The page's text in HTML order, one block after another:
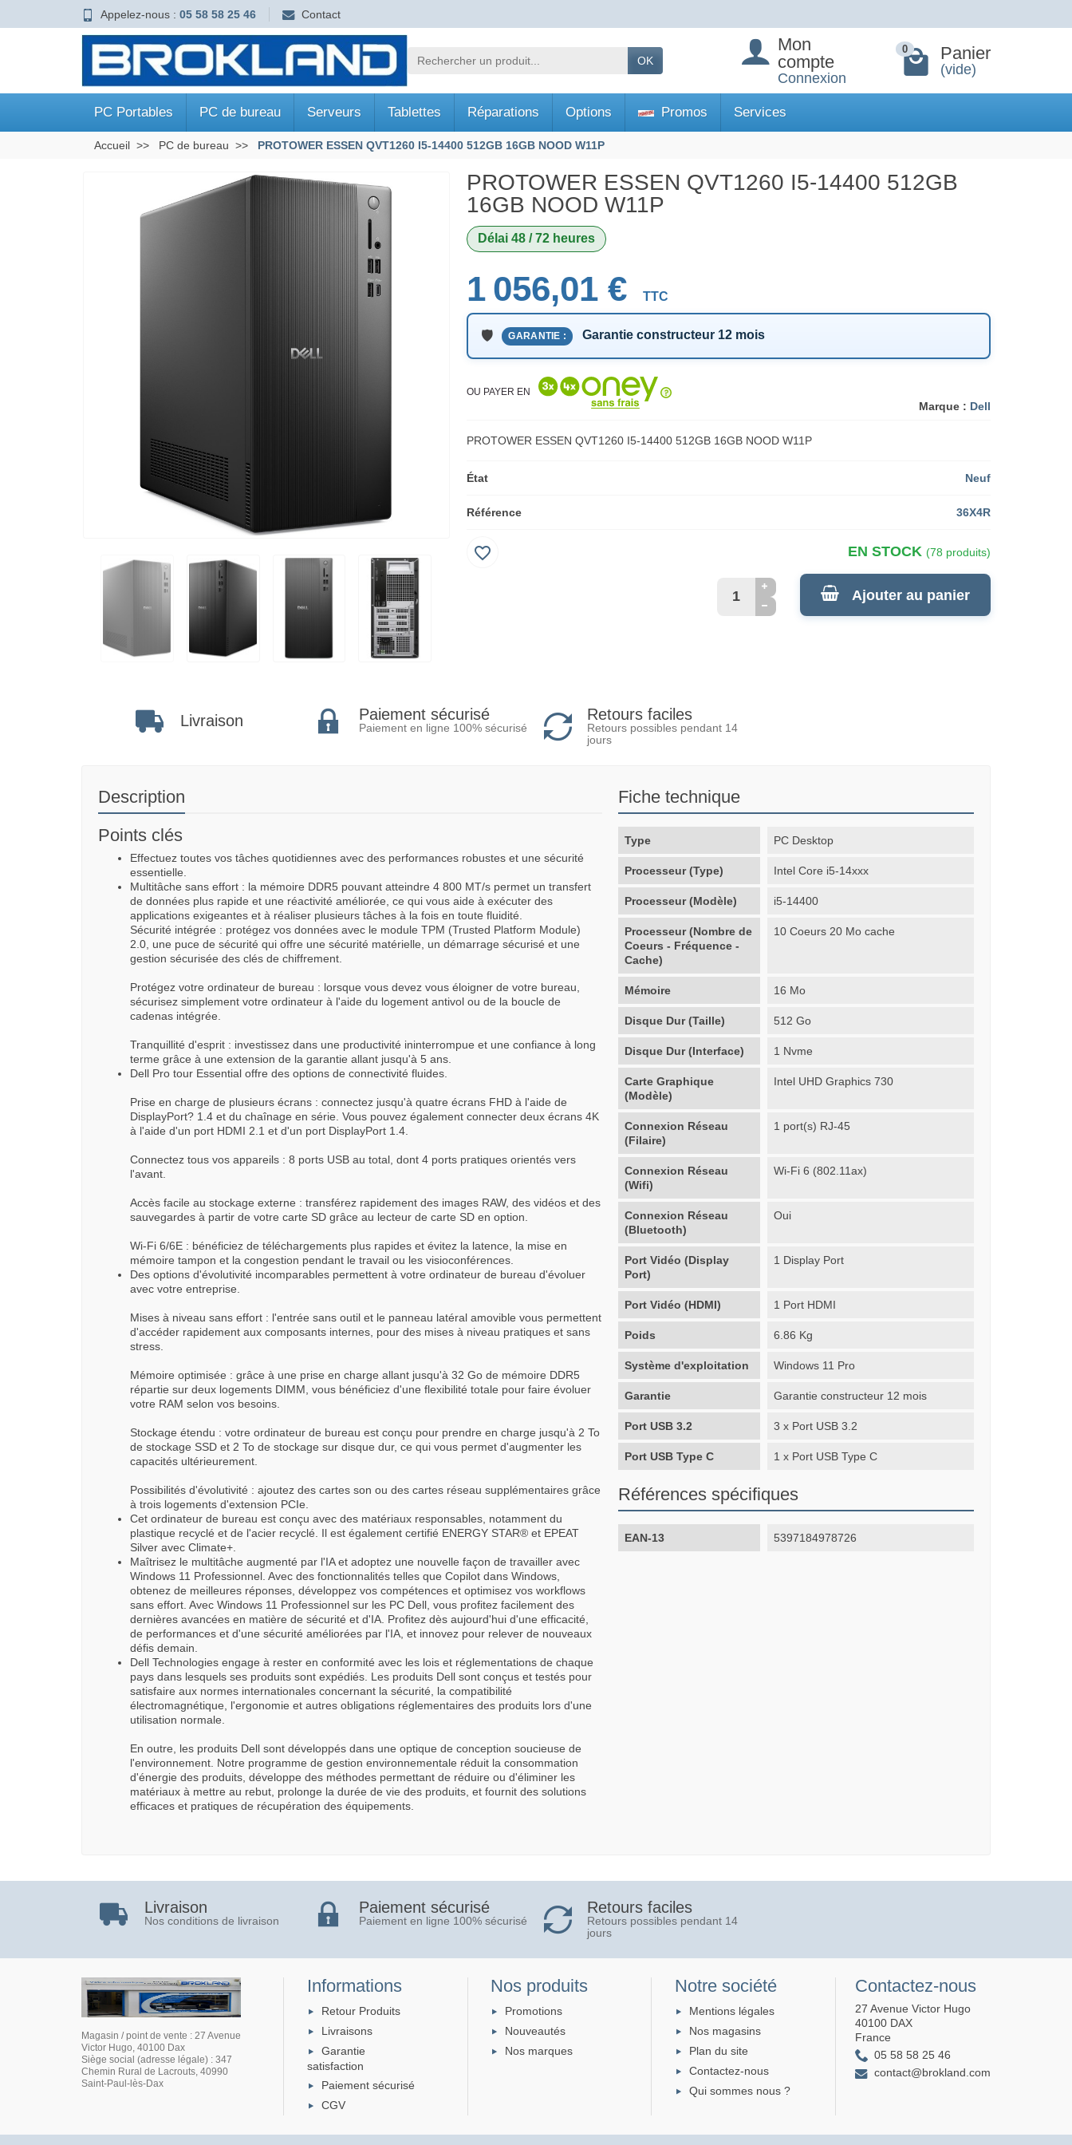
Appelez-nous : 05 58 58 25 46 Contact
OK
Mon
compte
Connexion
0 Panier
(vide)
PC Portables PC de bureau Serveurs Tablettes Réparations Options Promos Services
Accueil PC de bureau PROTOWER ESSEN QVT1260 I5-14400 512GB 16GB NOOD W11P
PROTOWER ESSEN QVT1260 I5-14400 512GB
16GB NOOD W11P
Délai 48 / 72 heures
Marque : Dell
1 056,01 € TTC
GARANTIE : Garantie constructeur 12 mois
OU PAYER EN
PROTOWER ESSEN QVT1260 I5-14400 512GB 16GB NOOD W11P
État Neuf
Référence 36X4R
EN STOCK (78 produits)
Ajouter au panier
favorite_border
Livraison Paiement sécurisé
Paiement en ligne 100% sécurisé
Retours faciles
Retours possibles pendant 14
jours
Description
Points clés
Effectuez toutes vos tâches quotidiennes avec des performances robustes et une sécurité
essentielle.
Multitâche sans effort : la mémoire DDR5 pouvant atteindre 4 800 MT/s permet un transfert
de données plus rapide et une réactivité améliorée, ce qui vous aide à exécuter des
applications exigeantes et à réaliser plusieurs tâches à la fois en toute fluidité.
Sécurité intégrée : protégez vos données avec le module TPM (Trusted Platform Module)
2.0, une puce de sécurité qui offre une sécurité matérielle, un démarrage sécurisé et une
gestion sécurisée des clés de chiffrement.
Protégez votre ordinateur de bureau : lorsque vous devez vous éloigner de votre bureau,
sécurisez simplement votre ordinateur à l'aide du logement antivol ou de la boucle de
cadenas intégrée.
Tranquillité d'esprit : investissez dans une productivité ininterrompue et une confiance à long
terme grâce à une extension de la garantie allant jusqu'à 5 ans.
Dell Pro tour Essential offre des options de connectivité fluides.
Prise en charge de plusieurs écrans : connectez jusqu'à quatre écrans FHD à l'aide de
DisplayPort? 1.4 et du chaînage en série. Vous pouvez également connecter deux écrans 4K
à l'aide d'un port HDMI 2.1 et d'un port DisplayPort 1.4.
Connectez tous vos appareils : 8 ports USB au total, dont 4 ports pratiques orientés vers
l'avant.
Accès facile au stockage externe : transférez rapidement des images RAW, des vidéos et des
sauvegardes à partir de votre carte SD grâce au lecteur de carte SD en option.
Wi-Fi 6/6E : bénéficiez de téléchargements plus rapides et évitez la latence, la mise en
mémoire tampon et la congestion pendant le travail ou les visioconférences.
Des options d'évolutivité incomparables permettent à votre ordinateur de bureau d'évoluer
avec votre entreprise.
Mises à niveau sans effort : l'entrée sans outil et le panneau latéral amovible vous permettent
d'accéder rapidement aux composants internes, pour des mises à niveau pratiques et sans
stress.
Mémoire optimisée : grâce à une prise en charge allant jusqu'à 32 Go de mémoire DDR5
répartie sur deux logements DIMM, vous bénéficiez d'une flexibilité totale pour faire évoluer
votre RAM selon vos besoins.
Stockage étendu : votre ordinateur de bureau est conçu pour prendre en charge jusqu'à 2 To
de stockage SSD et 2 To de stockage sur disque dur, ce qui vous permet d'augmenter les
capacités ultérieurement.
Possibilités d'évolutivité : ajoutez des cartes son ou des cartes réseau supplémentaires grâce
à trois logements d'extension PCIe.
Cet ordinateur de bureau est conçu avec des matériaux responsables, notamment du
plastique recyclé et de l'acier recyclé. Il est également certifié ENERGY STAR® et EPEAT
Silver avec Climate+.
Maîtrisez le multitâche augmenté par l'IA et adoptez une nouvelle façon de travailler avec
Windows 11 Professionnel. Avec des fonctionnalités telles que Copilot dans Windows,
obtenez de meilleures réponses, développez vos compétences et optimisez vos workflows
sans effort. Avec Windows 11 Professionnel sur les PC Dell, vous profitez facilement des
dernières avancées en matière de sécurité et d'IA. Profitez dès aujourd'hui d'une efficacité,
de performances et d'une sécurité améliorées par l'IA, et innovez pour relever de nouveaux
défis demain.
Dell Technologies engage à rester en conformité avec les lois et réglementations de chaque
pays dans lesquels ses produits sont expédiés. Les produits Dell sont conçus et testés pour
satisfaire aux normes internationales concernant la sécurité, la compatibilité
électromagnétique, l'ergonomie et autres obligations réglementaires des produits lors d'une
utilisation normale.
En outre, les produits Dell sont développés dans une optique de conception soucieuse de
l'environnement. Notre programme de gestion environnementale réduit la consommation
d'énergie des produits, développe des méthodes permettant de réduire ou d'éliminer les
matériaux à mettre au rebut, prolonge la durée de vie des produits, et fournit des solutions
efficaces et pratiques de récupération des équipements.
Fiche technique
Type PC Desktop
Processeur (Type) Intel Core i5-14xxx
Processeur (Modèle) i5-14400
Processeur (Nombre de
Coeurs - Fréquence -
Cache)
10 Coeurs 20 Mo cache
Mémoire 16 Mo
Disque Dur (Taille) 512 Go
Disque Dur (Interface) 1 Nvme
Carte Graphique
(Modèle)
Intel UHD Graphics 730
Connexion Réseau
(Filaire)
1 port(s) RJ-45
Connexion Réseau
(Wifi)
Wi-Fi 6 (802.11ax)
Connexion Réseau
(Bluetooth)
Oui
Port Vidéo (Display
Port)
1 Display Port
Port Vidéo (HDMI) 1 Port HDMI
Poids 6.86 Kg
Système d'exploitation Windows 11 Pro
Garantie Garantie constructeur 12 mois
Port USB 3.2 3 x Port USB 3.2
Port USB Type C 1 x Port USB Type C
Références spécifiques
EAN-13 5397184978726
Livraison
Nos conditions de livraison
Paiement sécurisé
Paiement en ligne 100% sécurisé
Retours faciles
Retours possibles pendant 14
jours
Magasin / point de vente : 27 Avenue
Victor Hugo, 40100 Dax
Siège social (adresse légale) : 347
Chemin Rural de Lacrouts, 40990
Saint-Paul-lès-Dax
Informations
Retour Produits
Livraisons
Garantie
satisfaction
Paiement sécurisé
CGV
Nos produits
Promotions
Nouveautés
Nos marques
Notre société
Mentions légales
Nos magasins
Plan du site
Contactez-nous
Qui sommes nous ?
Contactez-nous
27 Avenue Victor Hugo
40100 DAX
France
05 58 58 25 46
contact@brokland.com